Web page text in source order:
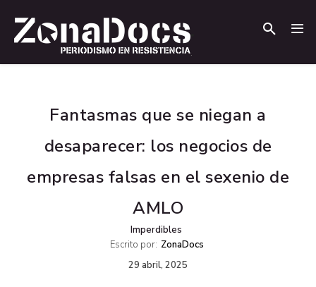
Fantasmas que se niegan a
desaparecer: los negocios de
empresas falsas en el sexenio de
AMLO
Imperdibles
Escrito por: ZonaDocs
29 abril, 2025